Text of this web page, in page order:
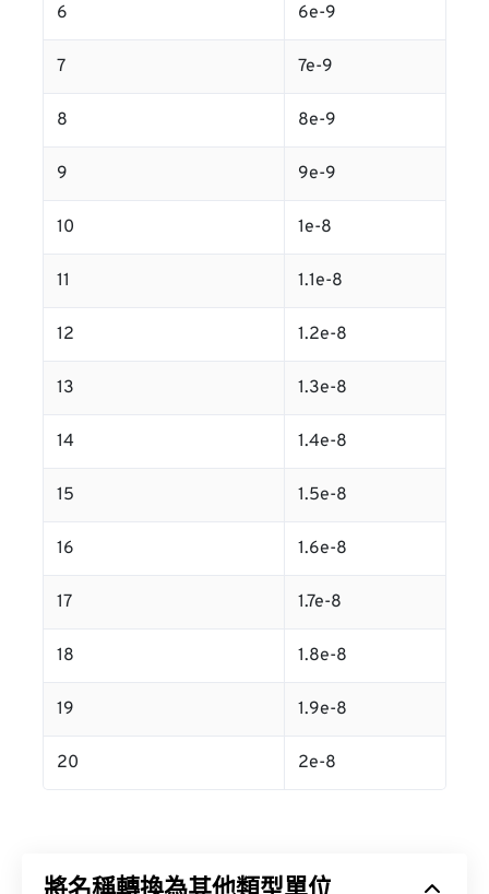
6 6e-9
7 7e-9
8 8e-9
9 9e-9
10 1e-8
11 1.1e-8
12 1.2e-8
13 1.3e-8
14 1.4e-8
15 1.5e-8
16 1.6e-8
17 1.7e-8
18 1.8e-8
19 1.9e-8
20 2e-8